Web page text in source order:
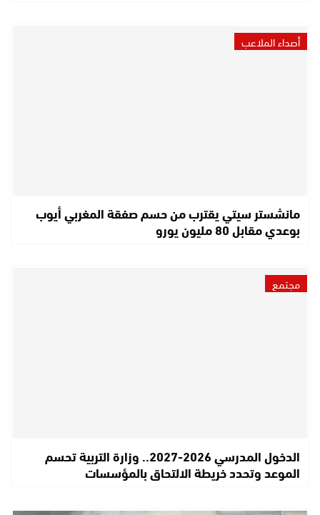
أصداء الملاعب
مانشستر سيتي يقترب من حسم صفقة المغربي أيوب
بوعدي مقابل 80 مليون يورو
مجتمع
الدخول المدرسي 2026-2027.. وزارة التربية تحسم
الموعد وتحدد خريطة الالتحاق بالمؤسسات